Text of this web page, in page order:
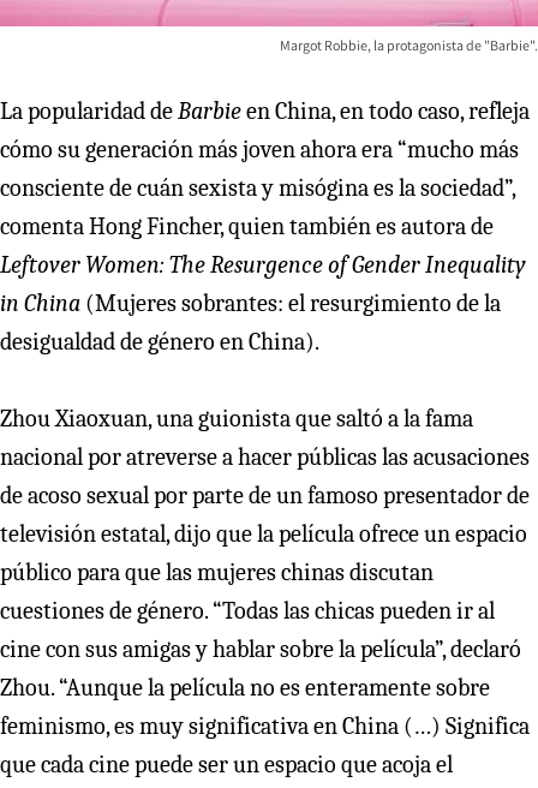
Margot Robbie, la protagonista de "Barbie".
La popularidad deBarbieen China, en todo caso, refleja
cómo su generación más joven ahora era “mucho más
consciente de cuán sexista y misógina es la sociedad”,
comenta Hong Fincher, quien también es autora de
Leftover Women: The Resurgence of Gender Inequality
in China (Mujeres sobrantes: el resurgimiento de la
desigualdad de género en China).
Zhou Xiaoxuan, una guionista que saltó a la fama
nacional por atreverse a hacer públicas las acusaciones
de acoso sexual por parte de un famoso presentador de
televisión estatal, dijo que la película ofrece un espacio
público para que las mujeres chinas discutan
cuestiones de género. “Todas las chicas pueden ir al
cine con sus amigas y hablar sobre la película”, declaró
Zhou. “Aunque la película no es enteramente sobre
feminismo, es muy significativa en China (…) Significa
que cada cine puede ser un espacio que acoja el